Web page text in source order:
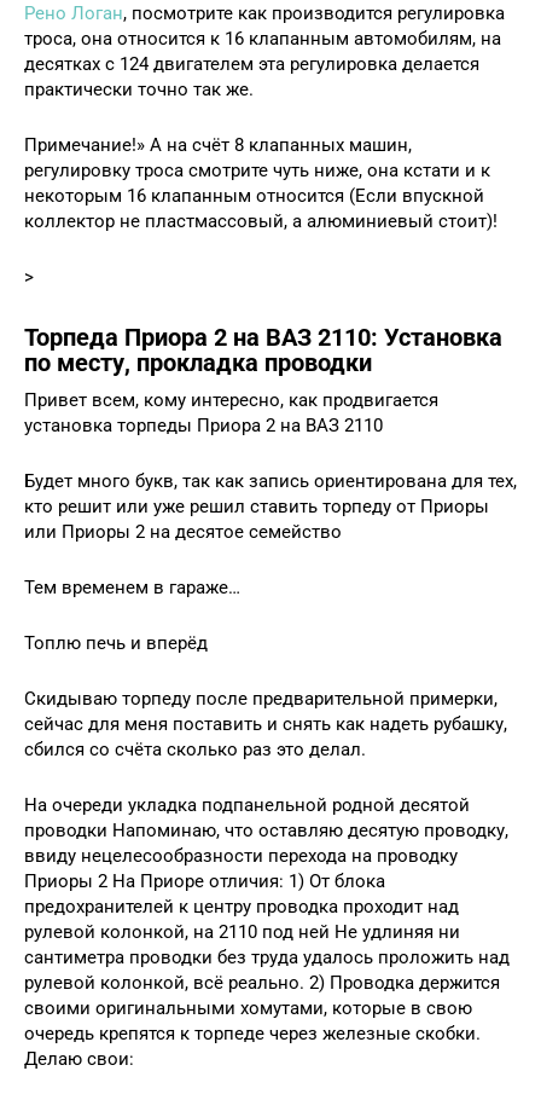
Рено Логан, посмотрите как производится регулировка
троса, она относится к 16 клапанным автомобилям, на
десятках с 124 двигателем эта регулировка делается
практически точно так же.
Примечание!» А на счёт 8 клапанных машин,
регулировку троса смотрите чуть ниже, она кстати и к
некоторым 16 клапанным относится (Если впускной
коллектор не пластмассовый, а алюминиевый стоит)!
>
Торпеда Приора 2 на ВАЗ 2110: Установка
по месту, прокладка проводки
Привет всем, кому интересно, как продвигается
установка торпеды Приора 2 на ВАЗ 2110
Будет много букв, так как запись ориентирована для тех,
кто решит или уже решил ставить торпеду от Приоры
или Приоры 2 на десятое семейство
Тем временем в гараже…
Топлю печь и вперёд
Скидываю торпеду после предварительной примерки,
сейчас для меня поставить и снять как надеть рубашку,
сбился со счёта сколько раз это делал.
На очереди укладка подпанельной родной десятой
проводки Напоминаю, что оставляю десятую проводку,
ввиду нецелесообразности перехода на проводку
Приоры 2 На Приоре отличия: 1) От блока
предохранителей к центру проводка проходит над
рулевой колонкой, на 2110 под ней Не удлиняя ни
сантиметра проводки без труда удалось проложить над
рулевой колонкой, всё реально. 2) Проводка держится
своими оригинальными хомутами, которые в свою
очередь крепятся к торпеде через железные скобки.
Делаю свои: